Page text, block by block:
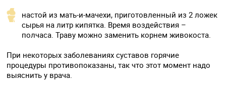
настой из мать-и-мачехи, приготовленный из 2 ложек
сырья на литр кипятка. Время воздействия –
полчаса. Траву можно заменить корнем живокоста.
При некоторых заболеваниях суставов горячие
процедуры противопоказаны, так что этот момент надо
выяснить у врача.